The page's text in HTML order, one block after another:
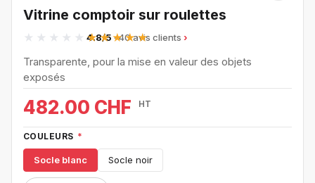
Vitrine comptoir sur roulettes
4.8/5· 40 avis clients
Transparente, pour la mise en valeur des objets
exposés
482.00 CHF HT
COULEURS *
Socle blanc Socle noir